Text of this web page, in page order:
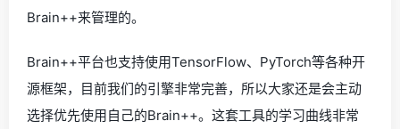
Brain++来管理的。
Brain++平台也支持使用TensorFlow、PyTorch等各种开
源框架，目前我们的引擎非常完善，所以大家还是会主动
选择优先使用自己的Brain++。这套工具的学习曲线非常